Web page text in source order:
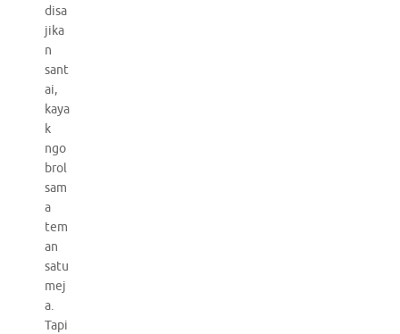
disa
jika
n
sant
ai,
kaya
k
ngo
brol
sam
a
tem
an
satu
mej
a.
Tapi